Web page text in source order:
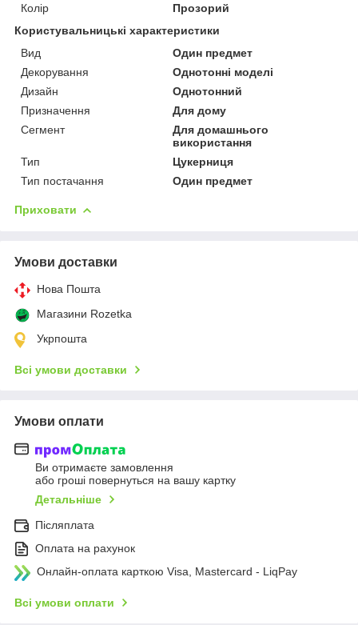
Колір
Прозорий
Користувальницькі характеристики
Вид
Один предмет
Декорування
Однотонні моделі
Дизайн
Однотонний
Призначення
Для дому
Сегмент
Для домашнього
використання
Тип
Цукерниця
Тип постачання
Один предмет
Приховати
Умови доставки
Нова Пошта
Магазини Rozetka
Укрпошта
Всі умови доставки
Умови оплати
Ви отримаєте замовлення
або гроші повернуться на вашу картку
Детальніше
Післяплата
Оплата на рахунок
Онлайн-оплата карткою Visa, Mastercard - LiqPay
Всі умови оплати